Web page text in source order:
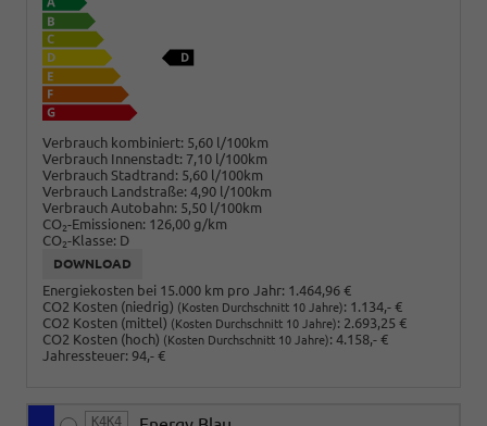
Verbrauch kombiniert: 5,60 l/100km
Verbrauch Innenstadt: 7,10 l/100km
Verbrauch Stadtrand: 5,60 l/100km
Verbrauch Landstraße: 4,90 l/100km
Verbrauch Autobahn: 5,50 l/100km
CO2-Emissionen: 126,00 g/km
CO2-Klasse: D
DOWNLOAD
Energiekosten bei 15.000 km pro Jahr: 1.464,96 €
CO2 Kosten (niedrig) (Kosten Durchschnitt 10 Jahre): 1.134,- €
CO2 Kosten (mittel) (Kosten Durchschnitt 10 Jahre): 2.693,25 €
CO2 Kosten (hoch) (Kosten Durchschnitt 10 Jahre): 4.158,- €
Jahressteuer: 94,- €
K4K4